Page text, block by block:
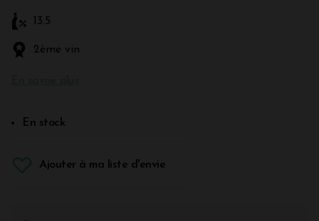
13.5
2ème vin
En stock
Ajouter à ma liste d'envie